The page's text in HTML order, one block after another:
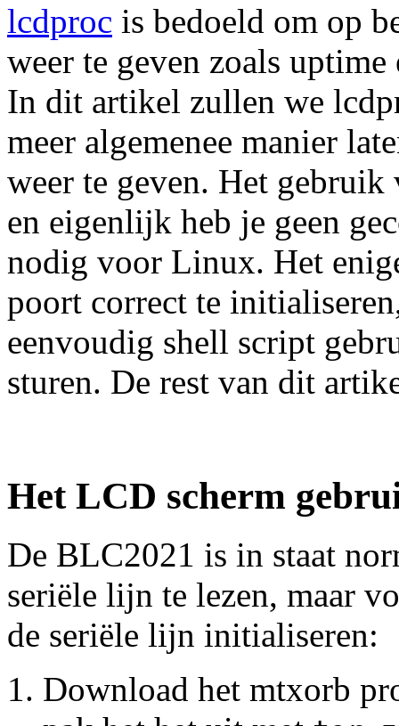
lcdproc is bedoeld om op
weer te geven zoals
In dit artikel zullen we
meer algemenee manier
weer te geven. Het gebruik
en eigenlijk heb je geen
nodig voor Linux. Het
poort correct te
eenvoudig shell script
sturen. De rest van dit
Het LCD scherm
De BLC2021 is in staat
seriële lijn te lezen, maar
de seriële lijn initialiseren:
Download het mtxorb